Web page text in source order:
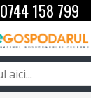
0744 158 799